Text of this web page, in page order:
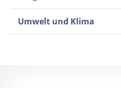
Umwelt und Klima